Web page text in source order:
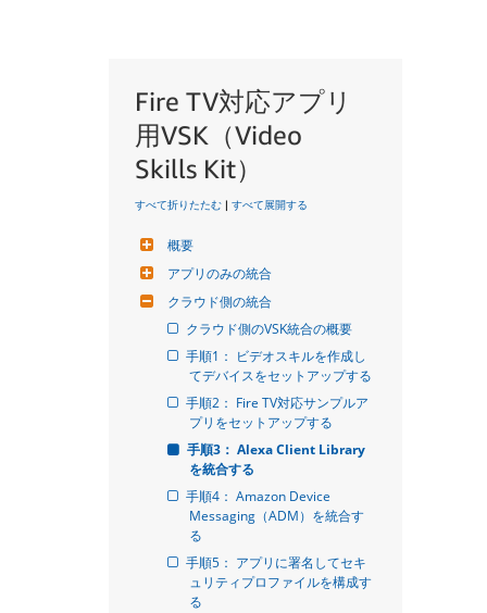
Fire TV対応アプリ
用VSK（Video
Skills Kit）
すべて折りたたむ | すべて展開する
概要
アプリのみの統合
クラウド側の統合
クラウド側のVSK統合の概要
手順1： ビデオスキルを作成し
てデバイスをセットアップする
手順2： Fire TV対応サンプルア
プリをセットアップする
手順3： Alexa Client Library
を統合する
手順4： Amazon Device
Messaging（ADM）を統合す
る
手順5： アプリに署名してセキ
ュリティプロファイルを構成す
る